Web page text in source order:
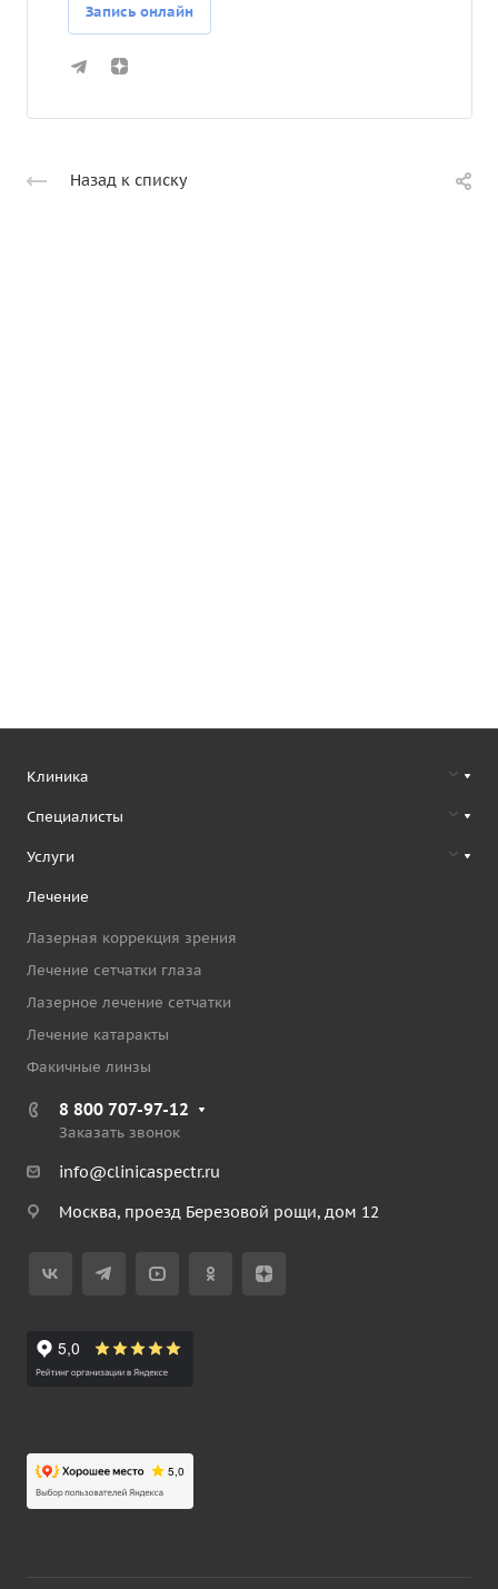
Запись онлайн
Назад к списку
Клиника
Специалисты
Услуги
Лечение
Лазерная коррекция зрения
Лечение сетчатки глаза
Лазерное лечение сетчатки
Лечение катаракты
Факичные линзы
8 800 707-97-12
Заказать звонок
info@clinicaspectr.ru
Москва, проезд Березовой рощи, дом 12